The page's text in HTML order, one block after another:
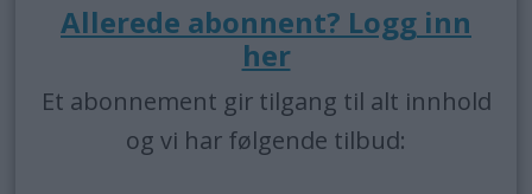
Allerede abonnent? Logg inn
her
Et abonnement gir tilgang til alt innhold
og vi har følgende tilbud: